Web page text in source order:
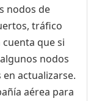
nodos de
tráfico
que si
nodos
actualizarse.
aérea para